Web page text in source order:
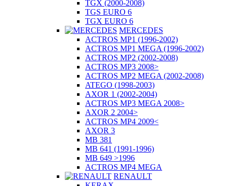
TGX (2000-2008)
TGS EURO 6
TGX EURO 6
MERCEDES
ACTROS MP1 (1996-2002)
ACTROS MP1 MEGA (1996-2002)
ACTROS MP2 (2002-2008)
ACTROS MP3 2008>
ACTROS MP2 MEGA (2002-2008)
ATEGO (1998-2003)
AXOR 1 (2002-2004)
ACTROS MP3 MEGA 2008>
AXOR 2 2004>
ACTROS MP4 2009<
AXOR 3
MB 381
MB 641 (1991-1996)
MB 649 >1996
ACTROS MP4 MEGA
RENAULT